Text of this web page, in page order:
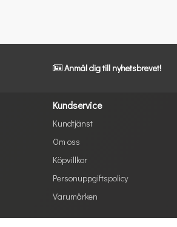
Anmäl dig till nyhetsbrevet!
Kundservice
Kundtjänst
Om oss
Köpvillkor
Personuppgiftspolicy
Varumärken